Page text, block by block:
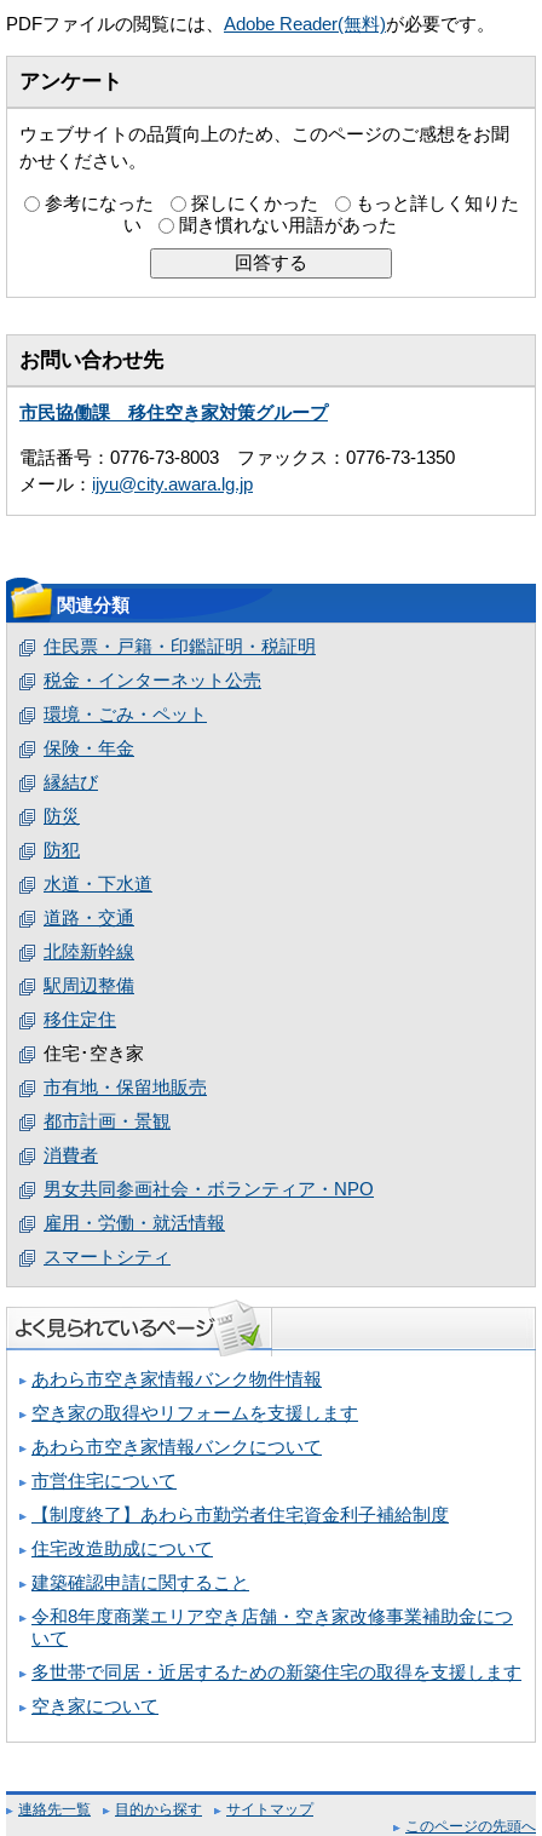
PDFファイルの閲覧には、 Adobe Reader(無料)が必要です。
アンケート
ウェブサイトの品質向上のため、このページのご感想をお聞
かせください。
参考になった 探しにくかった
もっと詳しく知りた
い
聞き慣れない用語があった
お問い合わせ先
市民協働課 移住空き家対策グループ
電話番号：0776-73-8003 ファックス：0776-73-1350
メール： ijyu@city.awara.lg.jp
関連分類
住民票・戸籍・印鑑証明・税証明
税金・インターネット公売
環境・ごみ・ペット
保険・年金
縁結び
防災
防犯
水道・下水道
道路・交通
北陸新幹線
駅周辺整備
移住定住
住宅･空き家
市有地・保留地販売
都市計画・景観
消費者
男女共同参画社会・ボランティア・NPO
雇用・労働・就活情報
スマートシティ
あわら市空き家情報バンク物件情報
空き家の取得やリフォームを支援します
あわら市空き家情報バンクについて
市営住宅について
【制度終了】あわら市勤労者住宅資金利子補給制度
住宅改造助成について
建築確認申請に関すること
令和8年度商業エリア空き店舗・空き家改修事業補助金につ
いて
多世帯で同居・近居するための新築住宅の取得を支援します
空き家について
連絡先一覧 目的から探す
サイトマップ
このページの先頭へ